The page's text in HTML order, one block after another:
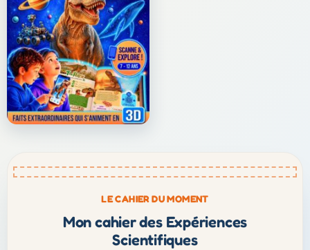
LE CAHIER DU MOMENT
Mon cahier des Expériences
Scientifiques